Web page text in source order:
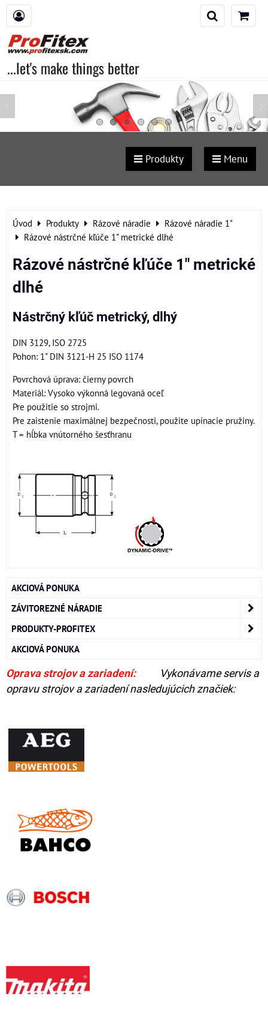
...let's make things better
Produkty Menu
Úvod Produkty Rázové náradie
Rázové náradie 1"
Rázové nástrčné kľúče 1" metrické dlhé
Rázové nástrčné kľúče 1" metrické
dlhé
Nástrčný kľúč metrický, dlhý
DIN 3129, ISO 2725
Pohon: 1" DIN 3121-H 25 ISO 1174
Povrchová úprava: čierny povrch
Materiál: Vysoko výkonná legovaná oceľ
Pre použitie so strojmi.
Pre zaistenie maximálnej bezpečnosti, použite upínacie pružiny.
T = hĺbka vnútorného šesťhranu
AKCIOVÁ PONUKA
ZÁVITOREZNÉ NÁRADIE
PRODUKTY-PROFITEX
AKCIOVÁ PONUKA
Oprava strojov a zariadení:
Vykonávame servis a
opravu strojov a zariadení nasledujúcich značiek: